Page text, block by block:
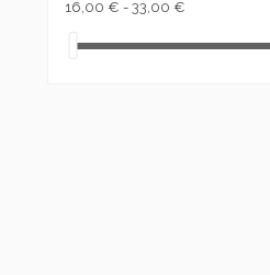
16,00 € - 33,00 €